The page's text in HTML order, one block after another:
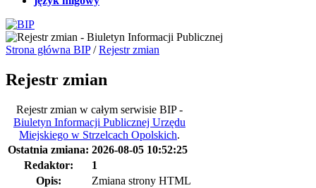
Strona główna BIP/Rejestr zmian
Rejestr zmian
Rejestr zmian w całym serwisie BIP -
Biuletyn Informacji Publicznej Urzędu
Miejskiego w Strzelcach Opolskich.
Ostatnia zmiana: 2026-08-05 10:52:25
Redaktor:
1
Opis:
Zmiana strony HTML